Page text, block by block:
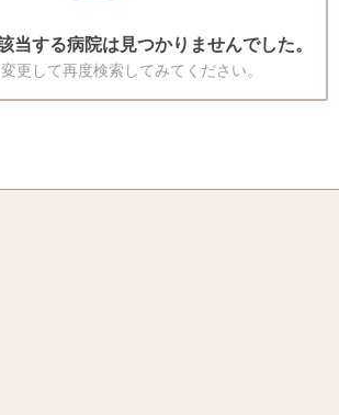
当する病院は見つかりませんでした。
更して再度検索してみてください。